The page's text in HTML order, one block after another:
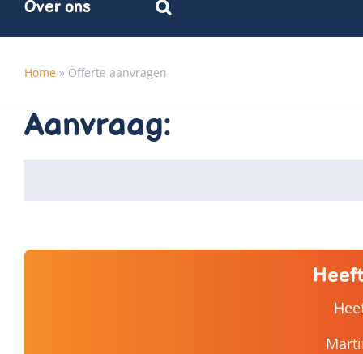
Over ons
Home » Offerte aanvragen
Aanvraag: